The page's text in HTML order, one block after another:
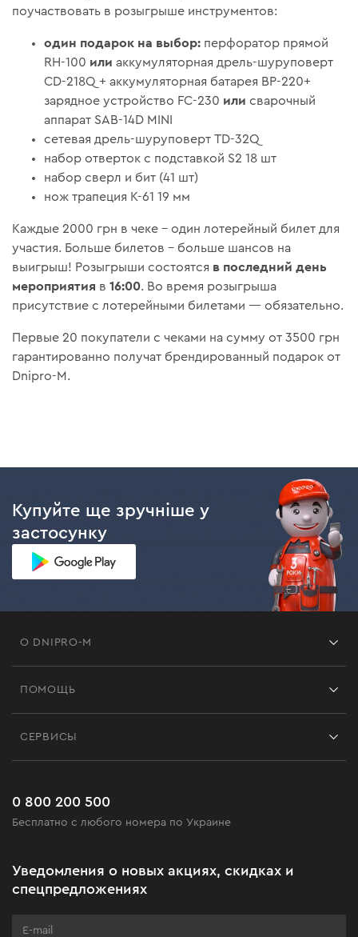
поучаствовать в розыгрыше инструментов:
один подарок на выбор: перфоратор прямой
RH-100 или аккумуляторная дрель-шуруповерт
CD-218Q + аккумуляторная батарея BP-220+
зарядное устройство FC-230 или сварочный
аппарат SAB-14D MINI
сетевая дрель-шуруповерт TD-32Q
набор отверток с подставкой S2 18 шт
набор сверл и бит (41 шт)
нож трапеция К-61 19 мм
Каждые 2000 грн в чеке – один лотерейный билет для
участия. Больше билетов – больше шансов на
выигрыш! Розыгрыши состоятся в последний день
мероприятия в16:00. Во время розыгрыша
присутствие с лотерейными билетами — обязательно.
Первые 20 покупатели с чеками на сумму от 3500 грн
гарантированно получат брендированный подарок от
Dnipro-M.
Купуйте ще зручніше у
застосунку
О DNIPRO-M
Черная пятница
ПОМОЩЬ
Часто задаваемые вопросы
СЕРВИСЫ
0 800 200 500
Бесплатно с любого номера по Украине
Уведомления о новых акциях, скидках и
спецпредложениях